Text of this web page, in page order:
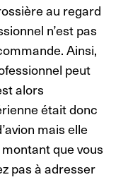
au regard
n’est pas
Ainsi,
peut
alors
était donc
mais elle
que vous
pas à adresser